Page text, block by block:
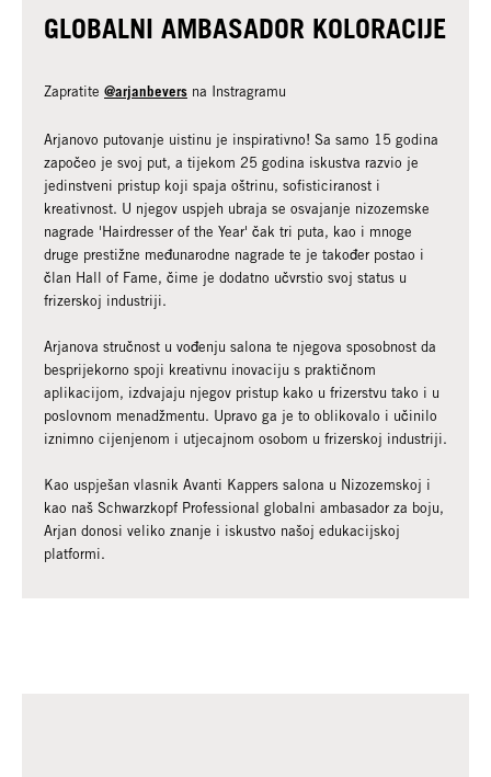
GLOBALNI AMBASADOR KOLORACIJE
Zapratite @arjanbevers na Instragramu
Arjanovo putovanje uistinu je inspirativno! Sa samo 15 godina
započeo je svoj put, a tijekom 25 godina iskustva razvio je
jedinstveni pristup koji spaja oštrinu, sofisticiranost i
kreativnost. U njegov uspjeh ubraja se osvajanje nizozemske
nagrade 'Hairdresser of the Year' čak tri puta, kao i mnoge
druge prestižne međunarodne nagrade te je također postao i
član Hall of Fame, čime je dodatno učvrstio svoj status u
frizerskoj industriji.
Arjanova stručnost u vođenju salona te njegova sposobnost da
besprijekorno spoji kreativnu inovaciju s praktičnom
aplikacijom, izdvajaju njegov pristup kako u frizerstvu tako i u
poslovnom menadžmentu. Upravo ga je to oblikovalo i učinilo
iznimno cijenjenom i utjecajnom osobom u frizerskoj industriji.
Kao uspješan vlasnik Avanti Kappers salona u Nizozemskoj i
kao naš Schwarzkopf Professional globalni ambasador za boju,
Arjan donosi veliko znanje i iskustvo našoj edukacijskoj
platformi.